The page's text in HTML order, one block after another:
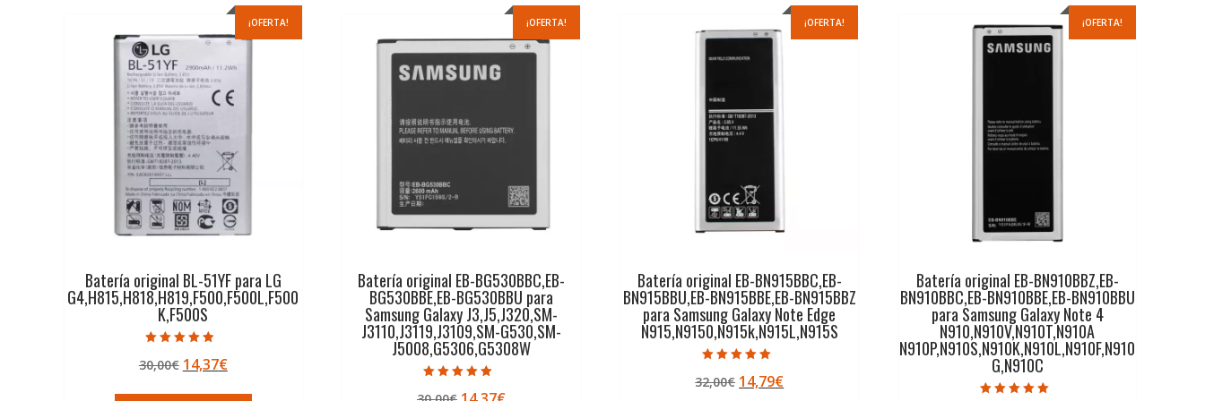
¡OFERTA!
Batería original BL-51YF para LG
G4,H815,H818,H819,F500,F500L,F500
K,F500S
4.50
de 5
30,00€ El
14,37€El
¡OFERTA!
Batería original EB-BG530BBC,EB-
BG530BBE,EB-BG530BBU para
Samsung Galaxy J3,J5,J320,SM-
J3110,J3119,J3109,SM-G530,SM-
J5008,G5306,G5308W
5.00
¡OFERTA!
Batería original EB-BN915BBC,EB-
BN915BBU,EB-BN915BBE,EB-BN915BBZ
para Samsung Galaxy Note Edge
N915,N9150,N915k,N915L,N915S
5.00
de 5
32,00€ El
14,79€El
¡OFERTA!
Batería original EB-BN910BBZ,EB-
BN910BBC,EB-BN910BBE,EB-BN910BBU
para Samsung Galaxy Note 4
N910,N910V,N910T,N910A
N910P,N910S,N910K,N910L,N910F,N910
G,N910C